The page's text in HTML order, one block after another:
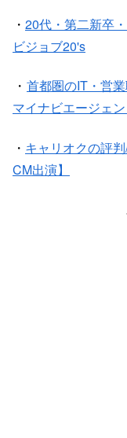
・ 20代・第二新卒
ビジョブ20's
・ 首都圏のIT・営
マイナビエージェン
・ キャリオクの評
CM出演】